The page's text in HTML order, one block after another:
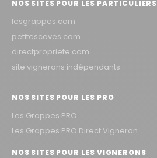
NOS SITES POUR LES PARTICULIERS
lesgrappes.com
petitescaves.com
directpropriete.com
site vignerons indépendants
NOS SITES POUR LES PRO
Les Grappes PRO
Les Grappes PRO Direct Vigneron
NOS SITES POUR LES VIGNERONS